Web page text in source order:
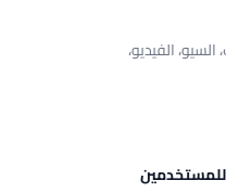
الفيديو،
للمستخدمين